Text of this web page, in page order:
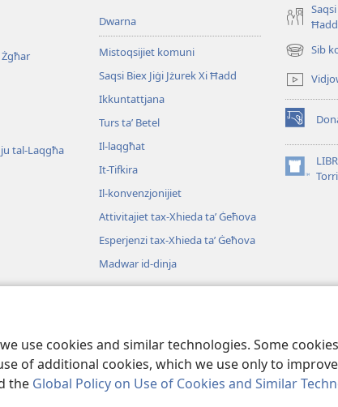
use cookies and similar technologies. Some
of additional cookies, which we use only to
the Global Policy on Use of Cookies and Similar
tal-Laqgħa
Bibbja
Dwarna
Mistoqsijiet komuni
Saqsi Biex Jiġi Jżurek Xi Ħadd
Ikkuntattjana
Turs taʼ Betel
Il-laqgħat
It-Tifkira
Il-konvenzjonijiet
Attivitajiet tax-Xhieda taʼ Ġeħova
Esperjenzi tax-Xhieda taʼ Ġeħova
Madwar id-dinja
Ħadd
Sib
(opens
new
window)
(opens
new
window)
(opens